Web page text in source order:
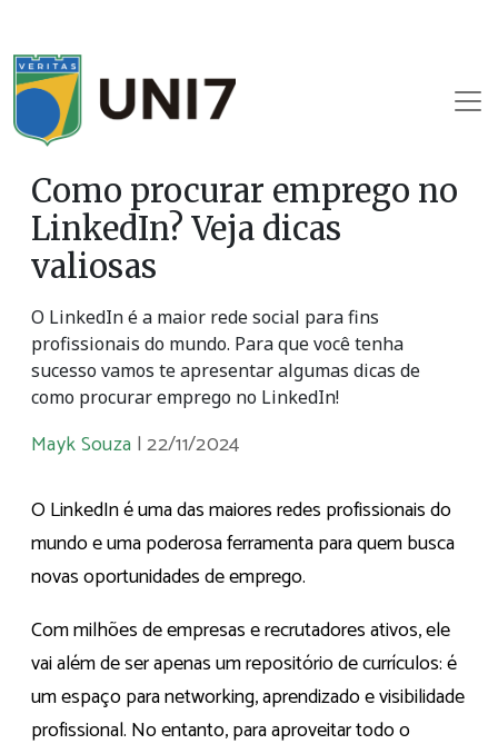
Como procurar emprego no
LinkedIn? Veja dicas
valiosas
O LinkedIn é a maior rede social para fins
profissionais do mundo. Para que você tenha
sucesso vamos te apresentar algumas dicas de
como procurar emprego no LinkedIn!
Mayk Souza |22/11/2024
O LinkedIn é uma das maiores redes profissionais do
mundo e uma poderosa ferramenta para quem busca
novas oportunidades de emprego.
Com milhões de empresas e recrutadores ativos, ele
vai além de ser apenas um repositório de currículos: é
um espaço para networking, aprendizado e visibilidade
profissional. No entanto, para aproveitar todo o